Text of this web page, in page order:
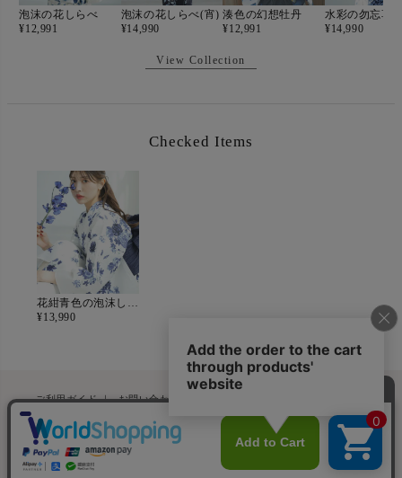
泡沫の花しらべ
¥12,991
泡沫の花しらべ(宵)
¥14,990
湊色の幻想牡丹
¥12,991
水彩の勿忘草
¥14,990
View Collection
Checked Items
¥13,990
ジト
ップ
へ
ご利用ガイド ｜ お問い合わせフォーム
特定商取引法に基づく表記 ｜ 会社概要